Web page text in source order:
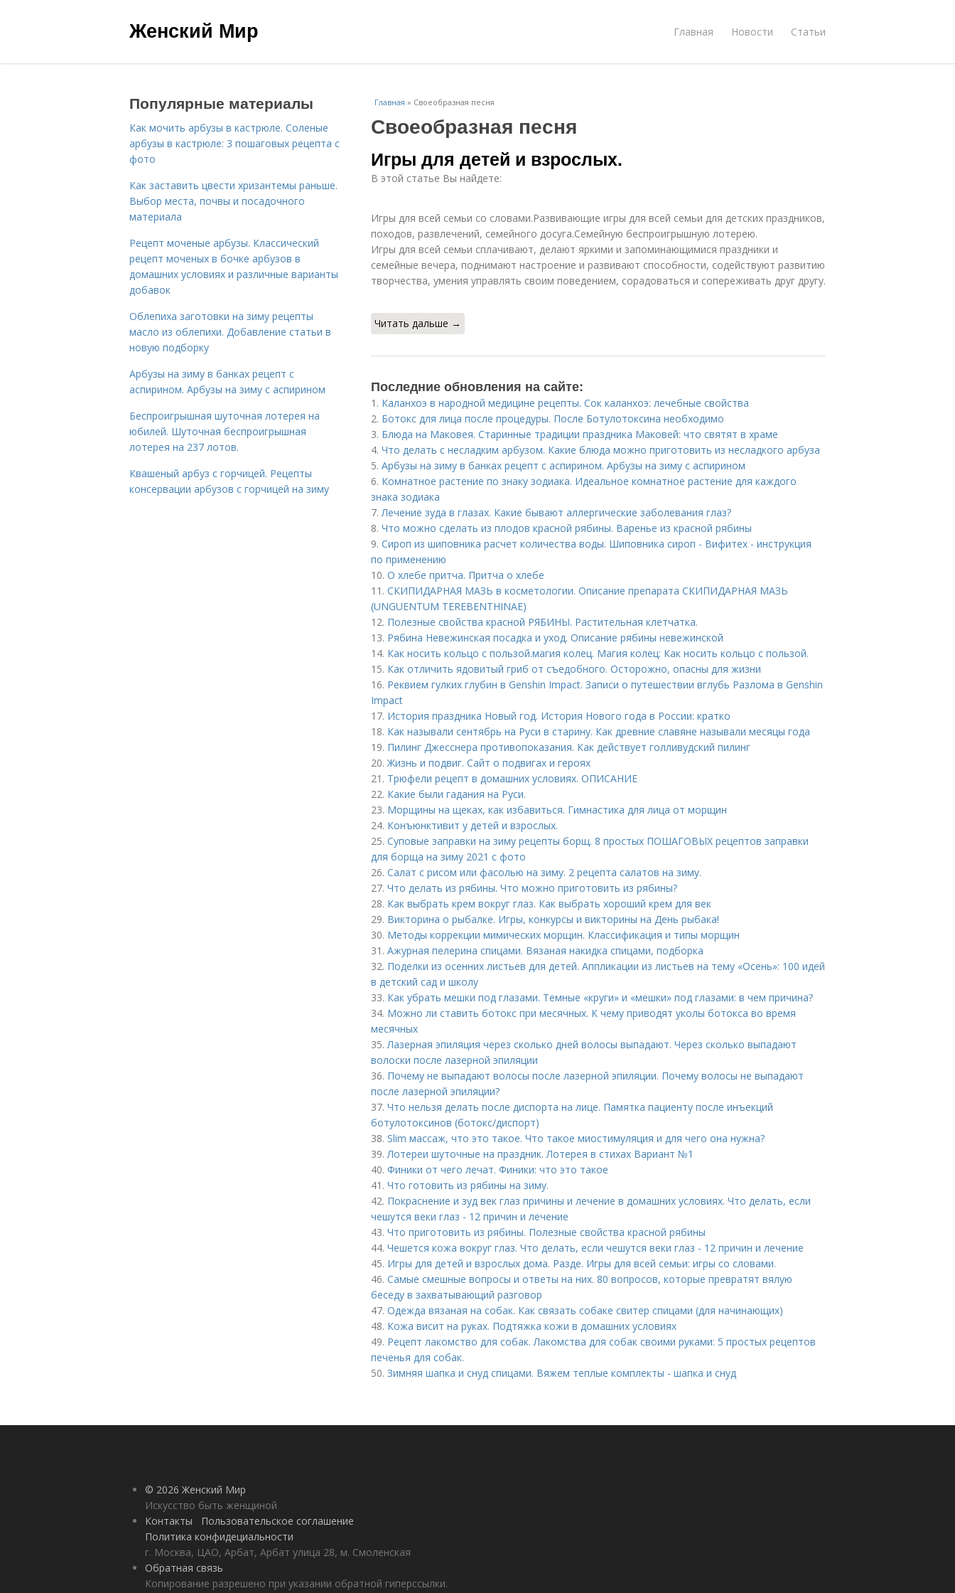
Женский Мир Главная Новости Статьи
Главная » Своеобразная песня
Своеобразная песня
Игры для детей и взрослых.
В этой статье Вы найдете:
Игры для всей семьи со словами.Развивающие игры для всей семьи для детских праздников,
походов, развлечений, семейного досуга.Семейную беспроигрышную лотерею.
Игры для всей семьи сплачивают, делают яркими и запоминающимися праздники и
семейные вечера, поднимают настроение и развивают способности, содействуют развитию
творчества, умения управлять своим поведением, сорадоваться и сопереживать друг другу.
Читать дальше →
Последние обновления на сайте:
1. Каланхоэ в народной медицине рецепты. Сок каланхоэ: лечебные свойства
2. Ботокс для лица после процедуры. После Ботулотоксина необходимо
3. Блюда на Маковея. Старинные традиции праздника Маковей: что святят в храме
4. Что делать с несладким арбузом. Какие блюда можно приготовить из несладкого арбуза
5. Арбузы на зиму в банках рецепт с аспирином. Арбузы на зиму с аспирином
6. Комнатное растение по знаку зодиака. Идеальное комнатное растение для каждого
знака зодиака
7.Лечение зуда в глазах. Какие бывают аллергические заболевания глаз?
8. Что можно сделать из плодов красной рябины. Варенье из красной рябины
9. Сироп из шиповника расчет количества воды. Шиповника сироп - Вифитех - инструкция
по применению
10. О хлебе притча. Притча о хлебе
11. СКИПИДАРНАЯ МАЗЬ в косметологии. Описание препарата СКИПИДАРНАЯ МАЗЬ
(UNGUENTUM TEREBENTHINAE)
12. Полезные свойства красной РЯБИНЫ. Растительная клетчатка.
13. Рябина Невежинская посадка и уход. Описание рябины невежинской
14. Как носить кольцо с пользой. магия колец. Магия колец: Как носить кольцо с пользой.
15. Как отличить ядовитый гриб от съедобного. Осторожно, опасны для жизни
16. Реквием гулких глубин в Genshin Impact. Записи о путешествии вглубь Разлома в Genshin
Impact
17. История праздника Новый год. История Нового года в России: кратко
18. Как называли сентябрь на Руси в старину. Как древние славяне называли месяцы года
19. Пилинг Джесснера противопоказания. Как действует голливудский пилинг
20.Жизнь и подвиг. Сайт о подвигах и героях
21. Трюфели рецепт в домашних условиях. ОПИСАНИЕ
22. Какие были гадания на Руси.
23. Морщины на щеках, как избавиться. Гимнастика для лица от морщин
24. Конъюнктивит у детей и взрослых.
25. Суповые заправки на зиму рецепты борщ. 8 простых ПОШАГОВЫХ рецептов заправки
для борща на зиму 2021 с фото
26. Салат с рисом или фасолью на зиму. 2 рецепта салатов на зиму.
27. Что делать из рябины. Что можно приготовить из рябины?
28. Как выбрать крем вокруг глаз. Как выбрать хороший крем для век
29. Викторина о рыбалке. Игры, конкурсы и викторины на День рыбака!
30. Методы коррекции мимических морщин. Классификация и типы морщин
31. Ажурная пелерина спицами. Вязаная накидка спицами, подборка
32. Поделки из осенних листьев для детей. Аппликации из листьев на тему «Осень»: 100 идей
в детский сад и школу
33. Как убрать мешки под глазами. Темные «круги» и «мешки» под глазами: в чем причина?
34. Можно ли ставить ботокс при месячных. К чему приводят уколы ботокса во время
месячных
35.Лазерная эпиляция через сколько дней волосы выпадают. Через сколько выпадают
волоски после лазерной эпиляции
36. Почему не выпадают волосы после лазерной эпиляции. Почему волосы не выпадают
после лазерной эпиляции?
37. Что нельзя делать после диспорта на лице. Памятка пациенту после инъекций
ботулотоксинов (ботокс/диспорт)
38. Slim массаж, что это такое. Что такое миостимуляция и для чего она нужна?
39.Лотереи шуточные на праздник. Лотерея в стихах Вариант №1
40. Финики от чего лечат. Финики: что это такое
41. Что готовить из рябины на зиму.
42. Покраснение и зуд век глаз причины и лечение в домашних условиях. Что делать, если
чешутся веки глаз - 12 причин и лечение
43. Что приготовить из рябины. Полезные свойства красной рябины
44. Чешется кожа вокруг глаз. Что делать, если чешутся веки глаз - 12 причин и лечение
45. Игры для детей и взрослых дома. Разде. Игры для всей семьи: игры со словами.
46. Самые смешные вопросы и ответы на них. 80 вопросов, которые превратят вялую
беседу в захватывающий разговор
47. Одежда вязаная на собак. Как связать собаке свитер спицами (для начинающих)
48. Кожа висит на руках. Подтяжка кожи в домашних условиях
49. Рецепт лакомство для собак. Лакомства для собак своими руками: 5 простых рецептов
печенья для собак.
50. Зимняя шапка и снуд спицами. Вяжем теплые комплекты - шапка и снуд
Популярные материалы
Как мочить арбузы в кастрюле. Соленые
арбузы в кастрюле: 3 пошаговых рецепта с
фото
Как заставить цвести хризантемы раньше.
Выбор места, почвы и посадочного
материала
Рецепт моченые арбузы. Классический
рецепт моченых в бочке арбузов в
домашних условиях и различные варианты
добавок
Облепиха заготовки на зиму рецепты
масло из облепихи. Добавление статьи в
новую подборку
Арбузы на зиму в банках рецепт с
аспирином. Арбузы на зиму с аспирином
Беспроигрышная шуточная лотерея на
юбилей. Шуточная беспроигрышная
лотерея на 237 лотов.
Квашеный арбуз с горчицей. Рецепты
консервации арбузов с горчицей на зиму
© 2026 Женский Мир
Искусство быть женщиной
Контакты
Пользовательское соглашение
Политика конфидециальности
г. Москва, ЦАО, Арбат, Арбат улица 28, м. Смоленская
Обратная связь
Копирование разрешено при указании обратной гиперссылки.